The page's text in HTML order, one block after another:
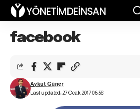
facebook
Last updated: 27 Ocak 2017 06:58
Aykut Güner